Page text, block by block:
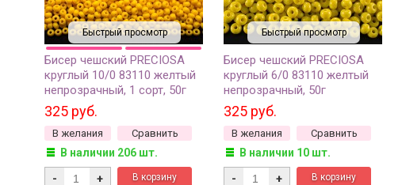
Быстрый просмотр
Бисер чешский PRECIOSA
круглый 10/0 83110 желтый
непрозрачный, 1 сорт, 50г
325 руб.
В желания Сравнить
В наличии 206 шт.
- +
Быстрый просмотр
Бисер чешский PRECIOSA
круглый 6/0 83110 желтый
непрозрачный, 50г
325 руб.
В желания Сравнить
В наличии 10 шт.
- +